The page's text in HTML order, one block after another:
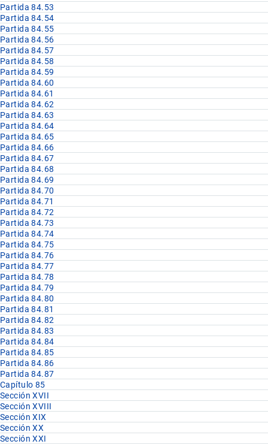
Partida 84.53
Partida 84.54
Partida 84.55
Partida 84.56
Partida 84.57
Partida 84.58
Partida 84.59
Partida 84.60
Partida 84.61
Partida 84.62
Partida 84.63
Partida 84.64
Partida 84.65
Partida 84.66
Partida 84.67
Partida 84.68
Partida 84.69
Partida 84.70
Partida 84.71
Partida 84.72
Partida 84.73
Partida 84.74
Partida 84.75
Partida 84.76
Partida 84.77
Partida 84.78
Partida 84.79
Partida 84.80
Partida 84.81
Partida 84.82
Partida 84.83
Partida 84.84
Partida 84.85
Partida 84.86
Partida 84.87
Capítulo 85
Sección XVII
Sección XVIII
Sección XIX
Sección XX
Sección XXI